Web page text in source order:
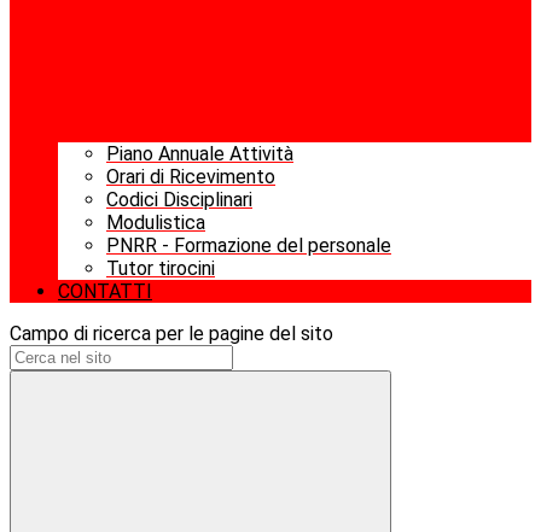
Piano Annuale Attività
Orari di Ricevimento
Codici Disciplinari
Modulistica
PNRR - Formazione del personale
Tutor tirocini
CONTATTI
Campo di ricerca per le pagine del sito